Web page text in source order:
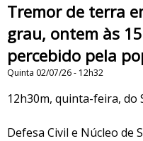
Tremor de terra
grau, ontem às
percebido pela
Quinta 02/07/26 - 12h32
12h30m, quinta-feira, do
Defesa Civil e Núcleo de